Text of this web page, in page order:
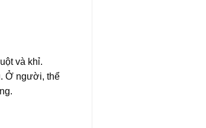
và khỉ.
Ở người, thể